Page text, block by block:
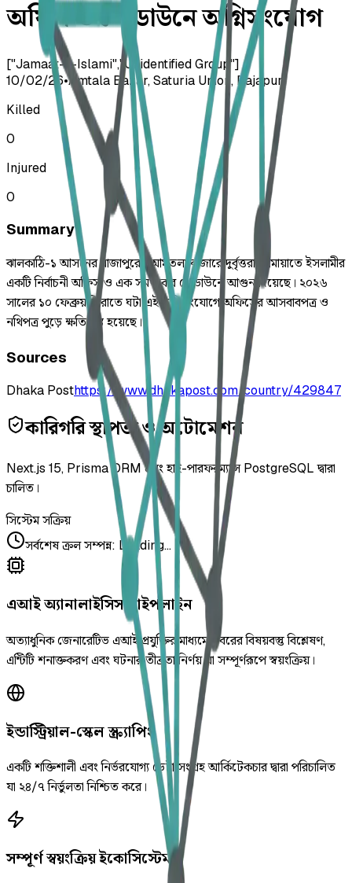
অফিস ও গোডাউনে অগ্নিসংযোগ
["Jamaat-e-Islami","Unidentified Group"]
10/02/26•Amtala Bazar, Saturia Union, Rajapur
Killed
0
Injured
0
Summary
ঝালকাঠি-১ আসনের রাজাপুরের আমতলা বাজারে দুর্বৃত্তরা জামায়াতে ইসলামীর
একটি নির্বাচনী অফিস ও এক সমর্থকের গোডাউনে আগুন দিয়েছে। ২০২৬
সালের ১০ ফেব্রুয়ারি রাতে ঘটা এই অগ্নিসংযোগে অফিসের আসবাবপত্র ও
নথিপত্র পুড়ে ক্ষতিগ্রস্ত হয়েছে।
Sources
Dhaka Posthttps://www.dhakapost.com/country/429847
কারিগরি স্থাপত্য ও অটোমেশন
Next.js 15, Prisma ORM এবং হাই-পারফরম্যান্স PostgreSQL দ্বারা
চালিত।
সিস্টেম সক্রিয়
সর্বশেষ ক্রল সম্পন্ন: Loading...
এআই অ্যানালাইসিস পাইপলাইন
অত্যাধুনিক জেনারেটিভ এআই প্রযুক্তির মাধ্যমে খবরের বিষয়বস্তু বিশ্লেষণ,
এন্টিটি শনাক্তকরণ এবং ঘটনার তীব্রতা নির্ণয় যা সম্পূর্ণরূপে স্বয়ংক্রিয়।
ইন্ডাস্ট্রিয়াল-স্কেল স্ক্র্যাপিং
একটি শক্তিশালী এবং নির্ভরযোগ্য ডেটা সংগ্রহ আর্কিটেকচার দ্বারা পরিচালিত
যা ২৪/৭ নির্ভুলতা নিশ্চিত করে।
সম্পূর্ণ স্বয়ংক্রিয় ইকোসিস্টেম